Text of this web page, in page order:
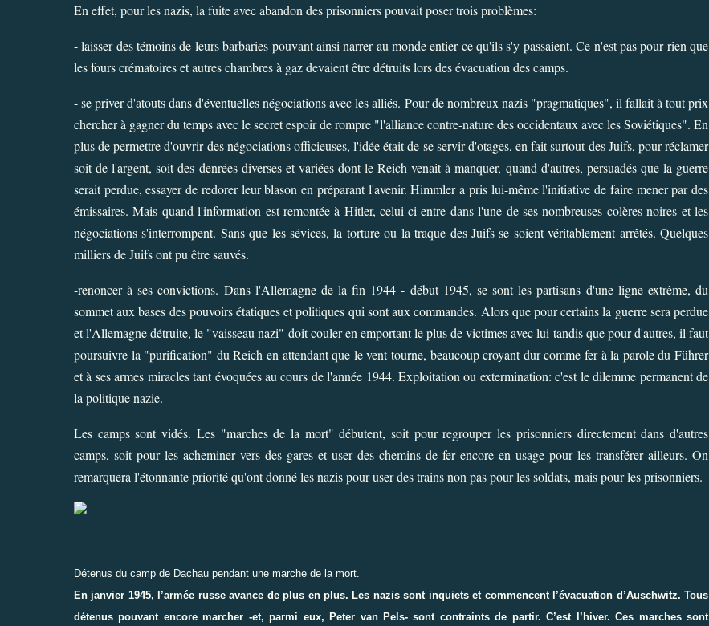
En effet, pour les nazis, la fuite avec abandon des prisonniers pouvait poser trois problèmes:
- laisser des témoins de leurs barbaries pouvant ainsi narrer au monde entier ce qu'ils s'y passaient. Ce n'est pas pour rien que
les fours crématoires et autres chambres à gaz devaient être détruits lors des évacuation des camps.
- se priver d'atouts dans d'éventuelles négociations avec les alliés. Pour de nombreux nazis "pragmatiques", il fallait à tout prix
chercher à gagner du temps avec le secret espoir de rompre "l'alliance contre-nature des occidentaux avec les Soviétiques". En
plus de permettre d'ouvrir des négociations officieuses, l'idée était de se servir d'otages, en fait surtout des Juifs, pour réclamer
soit de l'argent, soit des denrées diverses et variées dont le Reich venait à manquer, quand d'autres, persuadés que la guerre
serait perdue, essayer de redorer leur blason en préparant l'avenir.Himmler a pris lui-même l'initiative de faire mener par des
émissaires. Mais quand l'information est remontée à Hitler, celui-ci entre dans l'une de ses nombreuses colères noires et les
négociations s'interrompent. Sans que les sévices, la torture ou la traque des Juifs se soient véritablement arrêtés. Quelques
milliers de Juifs ont pu être sauvés.
-renoncer à ses convictions. Dans l'Allemagne de la fin 1944 - début 1945, se sont les partisans d'une ligne extrême, du
sommet aux bases des pouvoirs étatiques et politiques qui sont aux commandes. Alors que pour certains la guerre sera perdue
et l'Allemagne détruite, le "vaisseau nazi" doit couler en emportant le plus de victimes avec lui tandis que pour d'autres, il faut
poursuivre la "purification" du Reich en attendant que le vent tourne, beaucoup croyant dur comme fer à la parole du Führer
et à ses armes miracles tant évoquées au cours de l'année 1944. Exploitation ou extermination: c'est le dilemme permanent de
la politique nazie.
Les camps sont vidés. Les "marches de la mort" débutent, soit pour regrouper les prisonniers directement dans d'autres
camps, soit pour les acheminer vers des gares et user des chemins de fer encore en usage pour les transférer ailleurs. On
remarquera l'étonnante priorité qu'ont donné les nazis pour user des trains non pas pour les soldats, mais pour les prisonniers.
Détenus du camp de Dachau pendant une marche de la mort.
En janvier 1945, l’armée russe avance de plus en plus. Les nazis sont inquiets et commencent l’évacuation d’Auschwitz. Tous
détenus pouvant encore marcher -et, parmi eux, Peter van Pels- sont contraints de partir. C’est l’hiver. Ces marches sont